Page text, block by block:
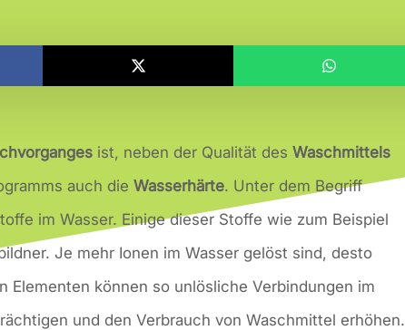
ist, neben der Qualität des Waschmittels
auch die Wasserhärte. Unter dem Begriff
im Wasser. Einige dieser Stoffe wie zum Beispiel
Je mehr Ionen im Wasser gelöst sind, desto
Elementen können so unlösliche Verbindungen im
und den Verbrauch von Waschmittel erhöhen.